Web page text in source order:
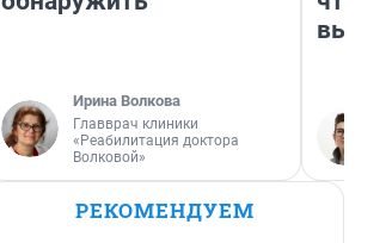
Ирина Волкова
Главврач клиники
«Реабилитация доктора
Волковой»
РЕКОМЕНДУЕМ